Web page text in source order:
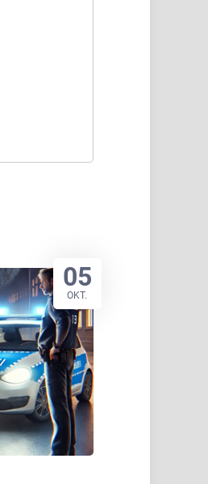
05
OKT.